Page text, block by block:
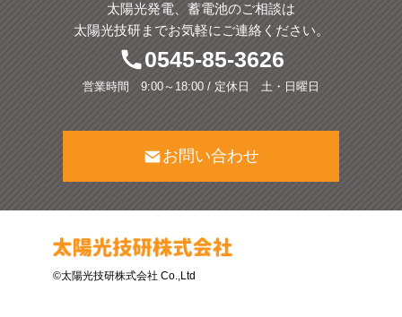
太陽光発電、蓄電池のご相談は
太陽光技研までお気軽にご連絡ください。
0545-85-3626
営業時間 9:00～18:00 / 定休日 土・日曜日
お問い合わせ
©太陽光技研株式会社 Co.,Ltd